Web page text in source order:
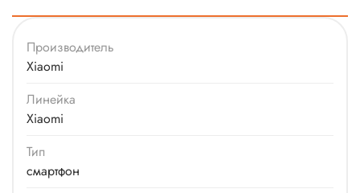
Производитель
Xiaomi
Линейка
Xiaomi
Тип
смартфон